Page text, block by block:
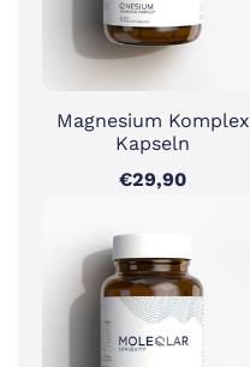
Magnesium Komplex
Kapseln
€29,90